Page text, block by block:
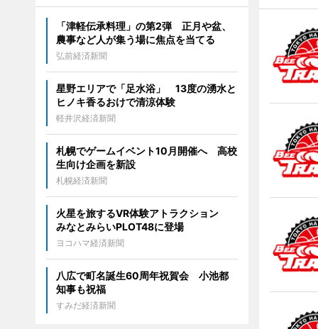
「津軽伝承料理」の第2弾 正月や盆、
農事など人が集う場に焦点を当てる
弘前経済新聞
星野エリアで「足水浴」 13度の湧水と
ヒノキ香るおけで清涼体験
軽井沢経済新聞
札幌でゲームイベント10月開催へ 高校
生向け企画を新設
札幌経済新聞
火星を旅するVR体験アトラクション
みなとみらいPLOT48に登場
ヨコハマ経済新聞
八広で町名誕生60周年祝賀会 小池都
知事も祝福
すみだ経済新聞